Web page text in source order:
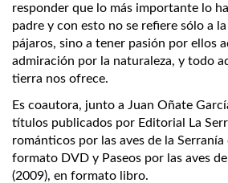
responder que lo más importante lo
padre y con esto no se refiere sólo a
pájaros, sino a tener pasión por ellos
admiración por la naturaleza, y todo
tierra nos ofrece.
Es coautora, junto a Juan Oñate
títulos publicados por Editorial La
románticos por las aves de la Serranía
formato DVD y Paseos por las aves
(2009), en formato libro.